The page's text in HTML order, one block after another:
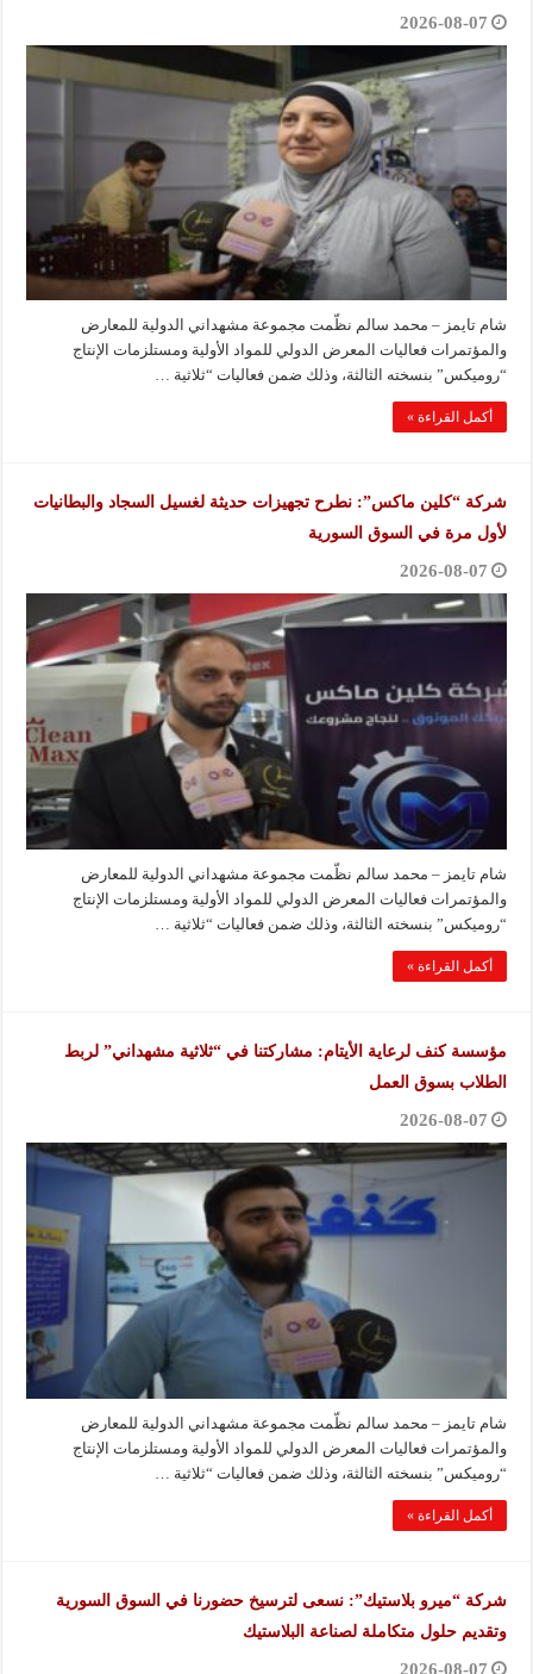
2026-08-07
شام تايمز – محمد سالم نظّمت مجموعة مشهداني الدولية للمعارض
والمؤتمرات فعاليات المعرض الدولي للمواد الأولية ومستلزمات الإنتاج
“روميكس” بنسخته الثالثة، وذلك ضمن فعاليات “ثلاثية …
أكمل القراءة »
شركة “كلين ماكس”: نطرح تجهيزات حديثة لغسيل السجاد والبطانيات
لأول مرة في السوق السورية
2026-08-07
شام تايمز – محمد سالم نظّمت مجموعة مشهداني الدولية للمعارض
والمؤتمرات فعاليات المعرض الدولي للمواد الأولية ومستلزمات الإنتاج
“روميكس” بنسخته الثالثة، وذلك ضمن فعاليات “ثلاثية …
أكمل القراءة »
مؤسسة كنف لرعاية الأيتام: مشاركتنا في “ثلاثية مشهداني” لربط
الطلاب بسوق العمل
2026-08-07
شام تايمز – محمد سالم نظّمت مجموعة مشهداني الدولية للمعارض
والمؤتمرات فعاليات المعرض الدولي للمواد الأولية ومستلزمات الإنتاج
“روميكس” بنسخته الثالثة، وذلك ضمن فعاليات “ثلاثية …
أكمل القراءة »
شركة “ميرو بلاستيك”: نسعى لترسيخ حضورنا في السوق السورية
وتقديم حلول متكاملة لصناعة البلاستيك
2026-08-07